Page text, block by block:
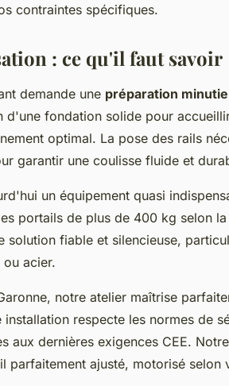
contraintes spécifiques.
: ce qu'il faut savoir
demande une préparation
d'une fondation solide pour
optimal. La pose des rails
garantir une coulisse fluide et
un équipement quasi
portails de plus de 400 kg selon
solution fiable et silencieuse,
acier.
notre atelier maîtrise
installation respecte les normes de
aux dernières exigences CEE.
parfaitement ajusté, motorisé selon